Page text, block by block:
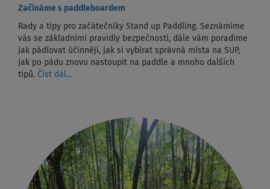
Začínáme s paddleboardem
Rady a tipy pro začátečníky Stand up Paddling. Seznámíme
vás se základními pravidly bezpečnosti, dále vám poradíme
jak pádlovat účinněji, jak si vybírat správná místa na SUP,
jak po pádu znovu nastoupit na paddle a mnoho dalších
tipů. Číst dál...